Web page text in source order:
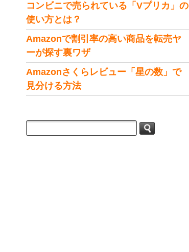
コンビニで売られている「Vプリカ」の
使い方とは？
Amazonで割引率の高い商品を転売ヤ
ーが探す裏ワザ
Amazonさくらレビュー「星の数」で
見分ける方法